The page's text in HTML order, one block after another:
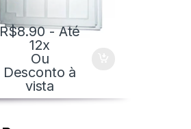
R$8.90- Até
12x
Ou
Desconto à
vista